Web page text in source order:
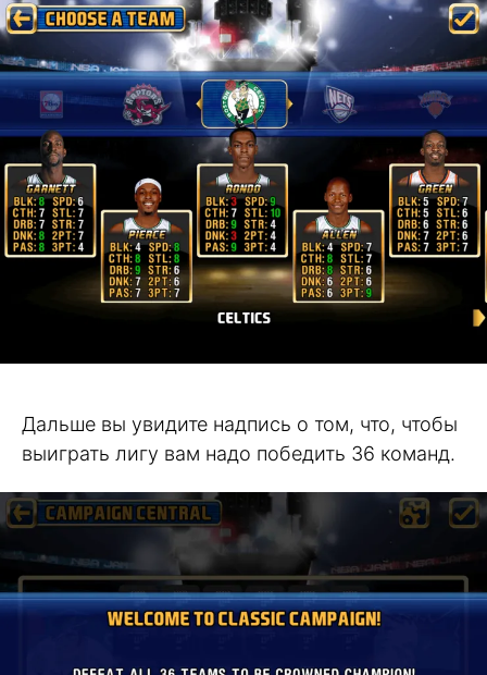
Дальше вы увидите надпись о том, что, чтобы
выиграть лигу вам надо победить 36 команд.